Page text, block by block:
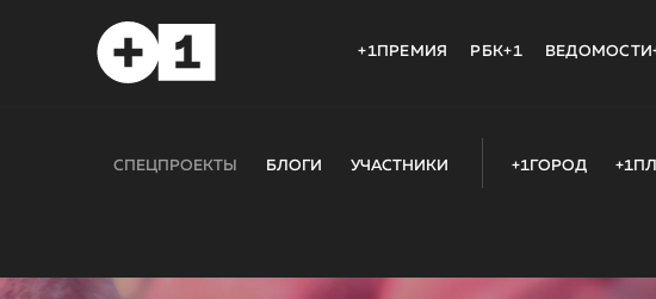
+1ПРЕМИЯ РБК+1
СПЕЦПРОЕКТЫ БЛОГИ УЧАСТНИКИ +1ГОРОД